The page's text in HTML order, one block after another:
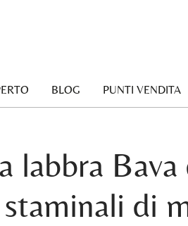
BLOG PUNTI VENDITA
labbra
di